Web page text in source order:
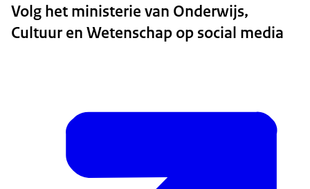
Volg het ministerie van Onderwijs,
Cultuur en Wetenschap op social media